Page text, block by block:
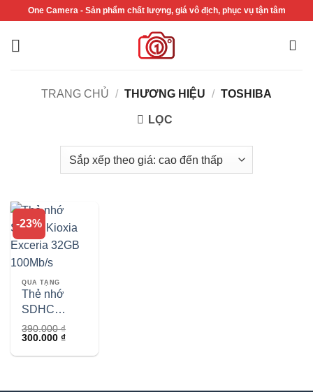
nội
One Camera - Sản phẩm chất lượng, giá vô địch, phục vụ tận tâm
TRANG CHỦ / THƯƠNG HIỆU / TOSHIBA
LỌC
-23%
QUÀ TẶNG
Thẻ nhớ
SDHC
Kioxia
Exceria
32GB
390.000₫
Giá
là:
300.000₫Giá
tại